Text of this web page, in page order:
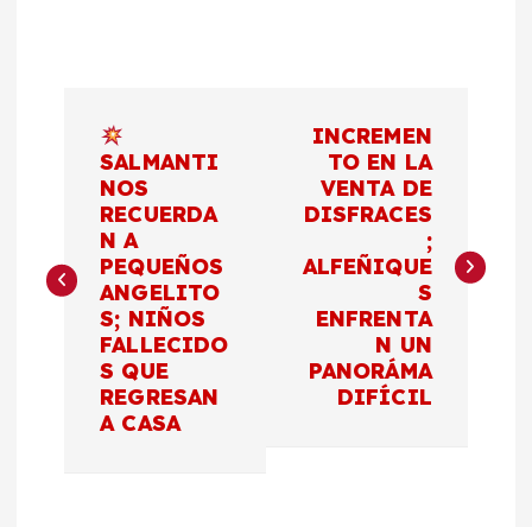
e
SALMANTI
NOS
RECUERDA
N A
PEQUEÑOS
ANGELITO
S; NIÑOS
FALLECIDO
S QUE
REGRESAN
A CASA
INCREMEN
TO EN LA
VENTA DE
DISFRACES
;
ALFEÑIQUE
S
ENFRENTA
N UN
PANORÁMA
DIFÍCIL